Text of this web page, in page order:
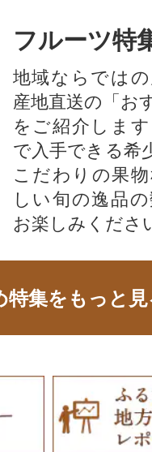
フルーツ特
地域ならでは
産地直送の「お
をご紹介しま
で入手できる希
こだわりの果
しい旬の逸品
お楽しみくださ
特集をもっと